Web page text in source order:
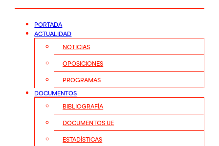
PORTADA
ACTUALIDAD
NOTICIAS
OPOSICIONES
PROGRAMAS
DOCUMENTOS
BIBLIOGRAFÍA
DOCUMENTOS UE
ESTADÍSTICAS